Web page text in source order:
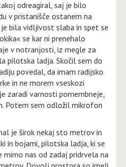
odreagiral, saj je bilo
v pristanišče ostanem na
bila vidljivost slaba in spet se
se kar ni prenehalo
v notranjosti, iz megle za
pilotska ladja. Skočil sem do
povedal, da imam radijsko
in ne morem vseskozi
zaradi varnosti pomembneje,
Potem sem odložil mikrofon
je širok nekaj sto metrov in
in bojami, pilotska ladja, ki se
nas od zadaj pridrvela na